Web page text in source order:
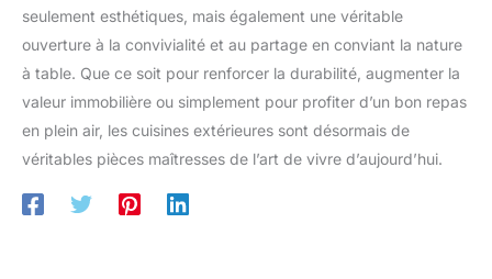
seulement esthétiques, mais également une véritable
ouverture à la convivialité et au partage en conviant la nature
à table. Que ce soit pour renforcer la durabilité, augmenter la
valeur immobilière ou simplement pour profiter d’un bon repas
en plein air, les cuisines extérieures sont désormais de
véritables pièces maîtresses de l’art de vivre d’aujourd’hui.